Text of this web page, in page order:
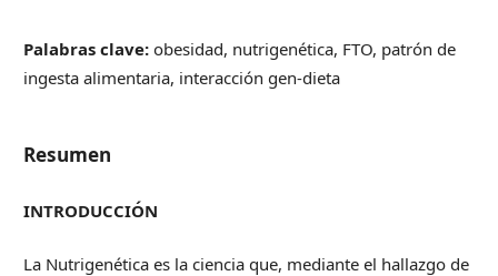
Palabras clave:obesidad, nutrigenética, FTO, patrón de
ingesta alimentaria, interacción gen-dieta
Resumen
INTRODUCCIÓN
La Nutrigenética es la ciencia que, mediante el hallazgo de